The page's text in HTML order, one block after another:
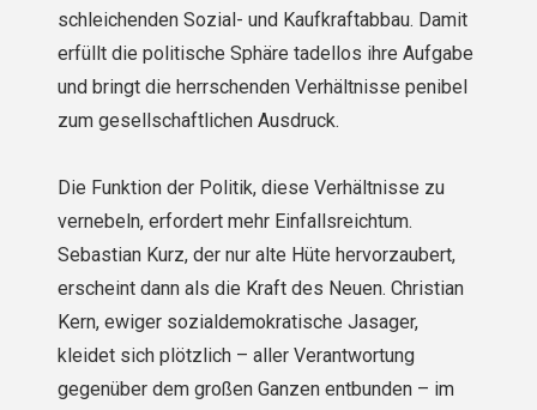
schleichenden Sozial- und Kaufkraftabbau. Damit
erfüllt die politische Sphäre tadellos ihre Aufgabe
und bringt die herrschenden Verhältnisse penibel
zum gesellschaftlichen Ausdruck.
Die Funktion der Politik, diese Verhältnisse zu
vernebeln, erfordert mehr Einfallsreichtum.
Sebastian Kurz, der nur alte Hüte hervorzaubert,
erscheint dann als die Kraft des Neuen. Christian
Kern, ewiger sozialdemokratische Jasager,
kleidet sich plötzlich – aller Verantwortung
gegenüber dem großen Ganzen entbunden – im